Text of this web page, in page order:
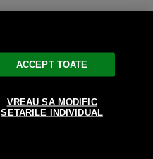
ACCEPT TOATE
VREAU SA MODIFIC
SETARILE INDIVIDUAL